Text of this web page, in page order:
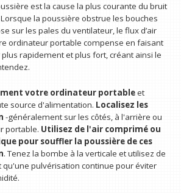
est la cause la plus courante du bruit
la poussière obstrue les bouches
sur les pales du ventilateur, le flux d’air
ordinateur portable compense en faisant
rapidement et plus fort, créant ainsi le
votre ordinateur portableet
source d'alimentation. Localisez les
-généralement sur les côtés, à l'arrière ou
portable. Utilisez de l'air comprimé ou
pour souffler la poussière de ces
. Tenez la bombe à la verticale et utilisez de
pulvérisation continue pour éviter